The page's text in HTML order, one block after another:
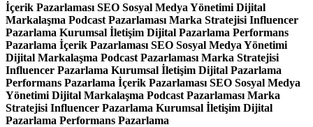
İçerik Pazarlaması SEO Sosyal Medya Yönetimi Dijital
Markalaşma Podcast Pazarlaması Marka Stratejisi Influencer
Pazarlama Kurumsal İletişim Dijital Pazarlama Performans
Pazarlama İçerik Pazarlaması SEO Sosyal Medya Yönetimi
Dijital Markalaşma Podcast Pazarlaması Marka Stratejisi
Influencer Pazarlama Kurumsal İletişim Dijital Pazarlama
Performans Pazarlama İçerik Pazarlaması SEO Sosyal Medya
Yönetimi Dijital Markalaşma Podcast Pazarlaması Marka
Stratejisi Influencer Pazarlama Kurumsal İletişim Dijital
Pazarlama Performans Pazarlama